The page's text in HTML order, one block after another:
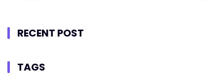
RECENT POST
TAGS